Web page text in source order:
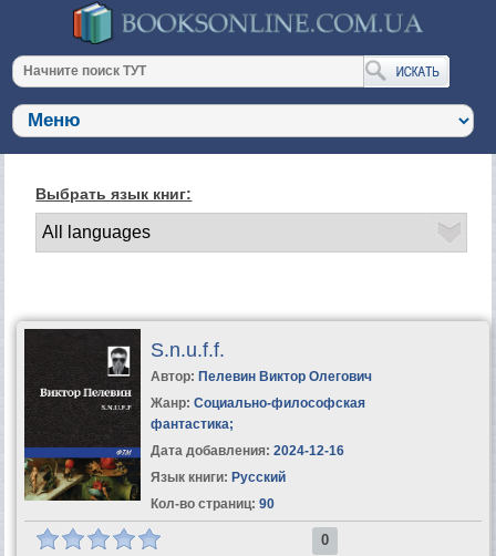
Выбрать язык книг:
S.n.u.f.f.
Автор: Пелевин Виктор Олегович
Жанр: Социально-философская
фантастика;
Дата добавления: 2024-12-16
Язык книги: Русский
Кол-во страниц: 90
0